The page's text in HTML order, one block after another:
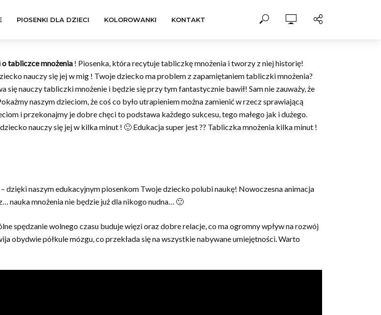
PIOSENKI DLA DZIECI KOLOROWANKI KONTAKT
tabliczce mnożenia ! Piosenka, która recytuje tabliczkę mnożenia i tworzy z niej historię!
nauczy się jej w mig ! Twoje dziecko ma problem z zapamiętaniem tabliczki mnożenia?
nauczy tabliczki mnożenie i będzie się przy tym fantastycznie bawił! Sam nie zauważy, że
naszym dzieciom, że coś co było utrapieniem można zamienić w rzecz sprawiającą
i przekonajmy je dobre chęci to podstawa każdego sukcesu, tego małego jak i dużego.
nauczy się jej w kilka minut ! 🙂 Edukacja super jest ?? Tabliczka mnożenia kilka minut !
dzięki naszym edukacyjnym piosenkom Twoje dziecko polubi naukę! Nowoczesna animacja
nauka mnożenia nie będzie już dla nikogo nudna… 🙂
spędzanie wolnego czasu buduje więzi oraz dobre relacje, co ma ogromny wpływ na rozwój
obydwie półkule mózgu, co przekłada się na wszystkie nabywane umiejętności. Warto